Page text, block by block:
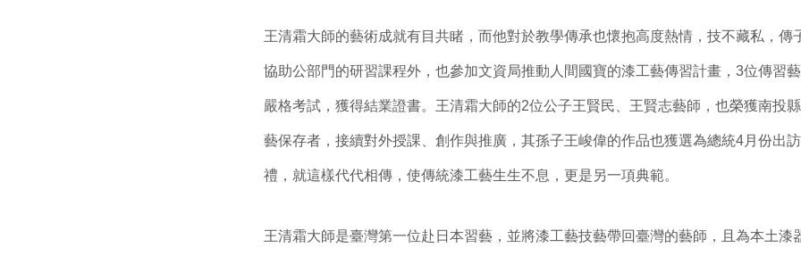
王清霜大師的藝術成就有目共睹，而他對於教學傳承也懷抱高度熱情，技不藏私，傳
協助公部門的研習課程外，也參加文資局推動人間國寶的漆工藝傳習計畫，3位傳習
嚴格考試，獲得結業證書。王清霜大師的2位公子王賢民、王賢志藝師，也榮獲南投
藝保存者，接續對外授課、創作與推廣，其孫子王峻偉的作品也獲選為總統4月份出
禮，就這樣代代相傳，使傳統漆工藝生生不息，更是另一項典範。
王清霜大師是臺灣第一位赴日本習藝，並將漆工藝技藝帶回臺灣的藝師，且為本土漆